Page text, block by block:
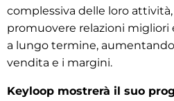
complessiva delle loro
promuovere relazioni migliori
a lungo termine,
vendita e i margini.
Keyloop mostrerà il suo